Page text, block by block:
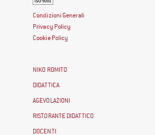
Condizioni Generali
Privacy Policy
Cookie Policy
NIKO ROMITO
DIDATTICA
AGEVOLAZIONI
RISTORANTE DIDATTICO
DOCENTI